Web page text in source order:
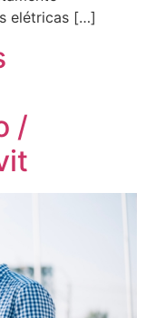
elétricas […]
/